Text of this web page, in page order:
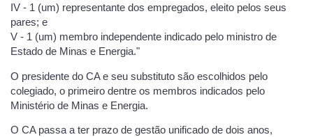
IV - 1 (um) representante dos empregados, eleito pelos seus
pares; e
V - 1 (um) membro independente indicado pelo ministro de
Estado de Minas e Energia."
O presidente do CA e seu substituto são escolhidos pelo
colegiado, o primeiro dentre os membros indicados pelo
Ministério de Minas e Energia.
O CA passa a ter prazo de gestão unificado de dois anos,